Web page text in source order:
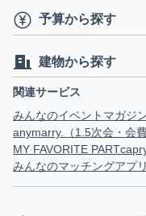
予算から探す
建物から探す
関連サービス
みんなのイベントマガジ
anymarry.（1.5次会・会費
MY FAVORITE PART
みんなのマッチングアプリ